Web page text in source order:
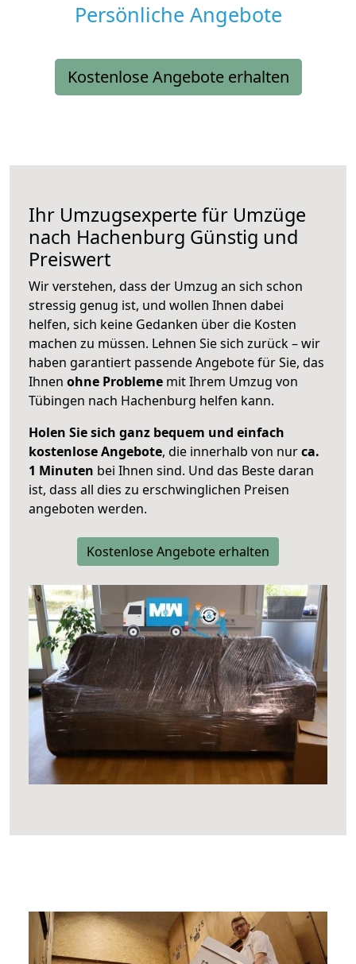
Persönliche Angebote
Kostenlose Angebote erhalten
Ihr Umzugsexperte für Umzüge
nach Hachenburg Günstig und
Preiswert
Wir verstehen, dass der Umzug an sich schon
stressig genug ist, und wollen Ihnen dabei
helfen, sich keine Gedanken über die Kosten
machen zu müssen. Lehnen Sie sich zurück – wir
haben garantiert passende Angebote für Sie, das
Ihnen ohne Probleme mit Ihrem Umzug von
Tübingen nach Hachenburg helfen kann.
Holen Sie sich ganz bequem und einfach
kostenlose Angebote, die innerhalb von nurca.
1 Minuten bei Ihnen sind. Und das Beste daran
ist, dass all dies zu erschwinglichen Preisen
angeboten werden.
Kostenlose Angebote erhalten